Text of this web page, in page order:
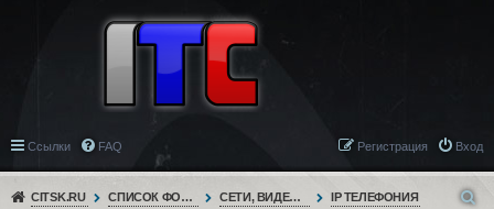
Ссылки FAQ Вход
Регистрация
CITSK.RU СПИСОК ФОРУМОВ СЕТИ, ВИДЕОНАБЛЮДЕНИЕ, ТЕЛЕФОНИЯ IP ТЕЛЕФОНИЯ